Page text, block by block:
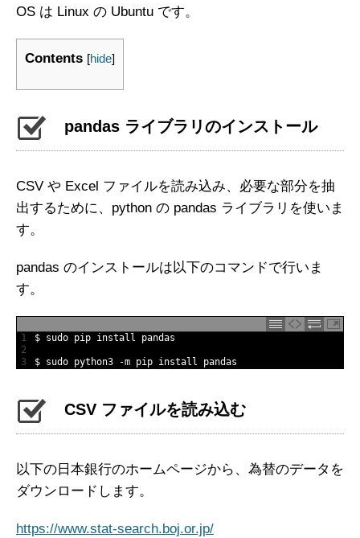
OS は Linux の Ubuntu です。
Contents [hide]
pandas ライブラリのインストール
CSV や Excel ファイルを読み込み、必要な部分を抽
出するために、python の pandas ライブラリを使いま
す。
pandas のインストールは以下のコマンドで行いま
す。
1
2
3
$ sudo pip install pandas
$ sudo python3 -m pip install pandas
CSV ファイルを読み込む
以下の日本銀行のホームページから、為替のデータを
ダウンロードします。
https://www.stat-search.boj.or.jp/